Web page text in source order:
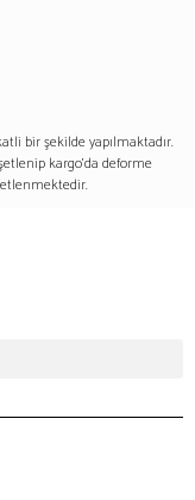
bir şekilde yapılmaktadır.
kargo’da deforme